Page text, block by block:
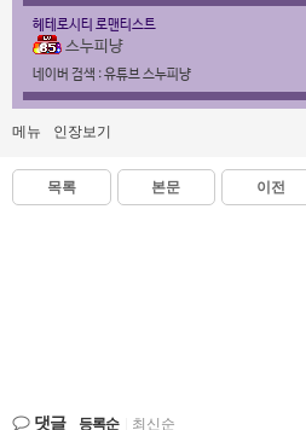
헤테로시티 로맨티스트
스누피냥
네이버 검색 : 유튜브 스누피냥
메뉴 인장보기
목록 본문 이전
댓글 등록순 최신순